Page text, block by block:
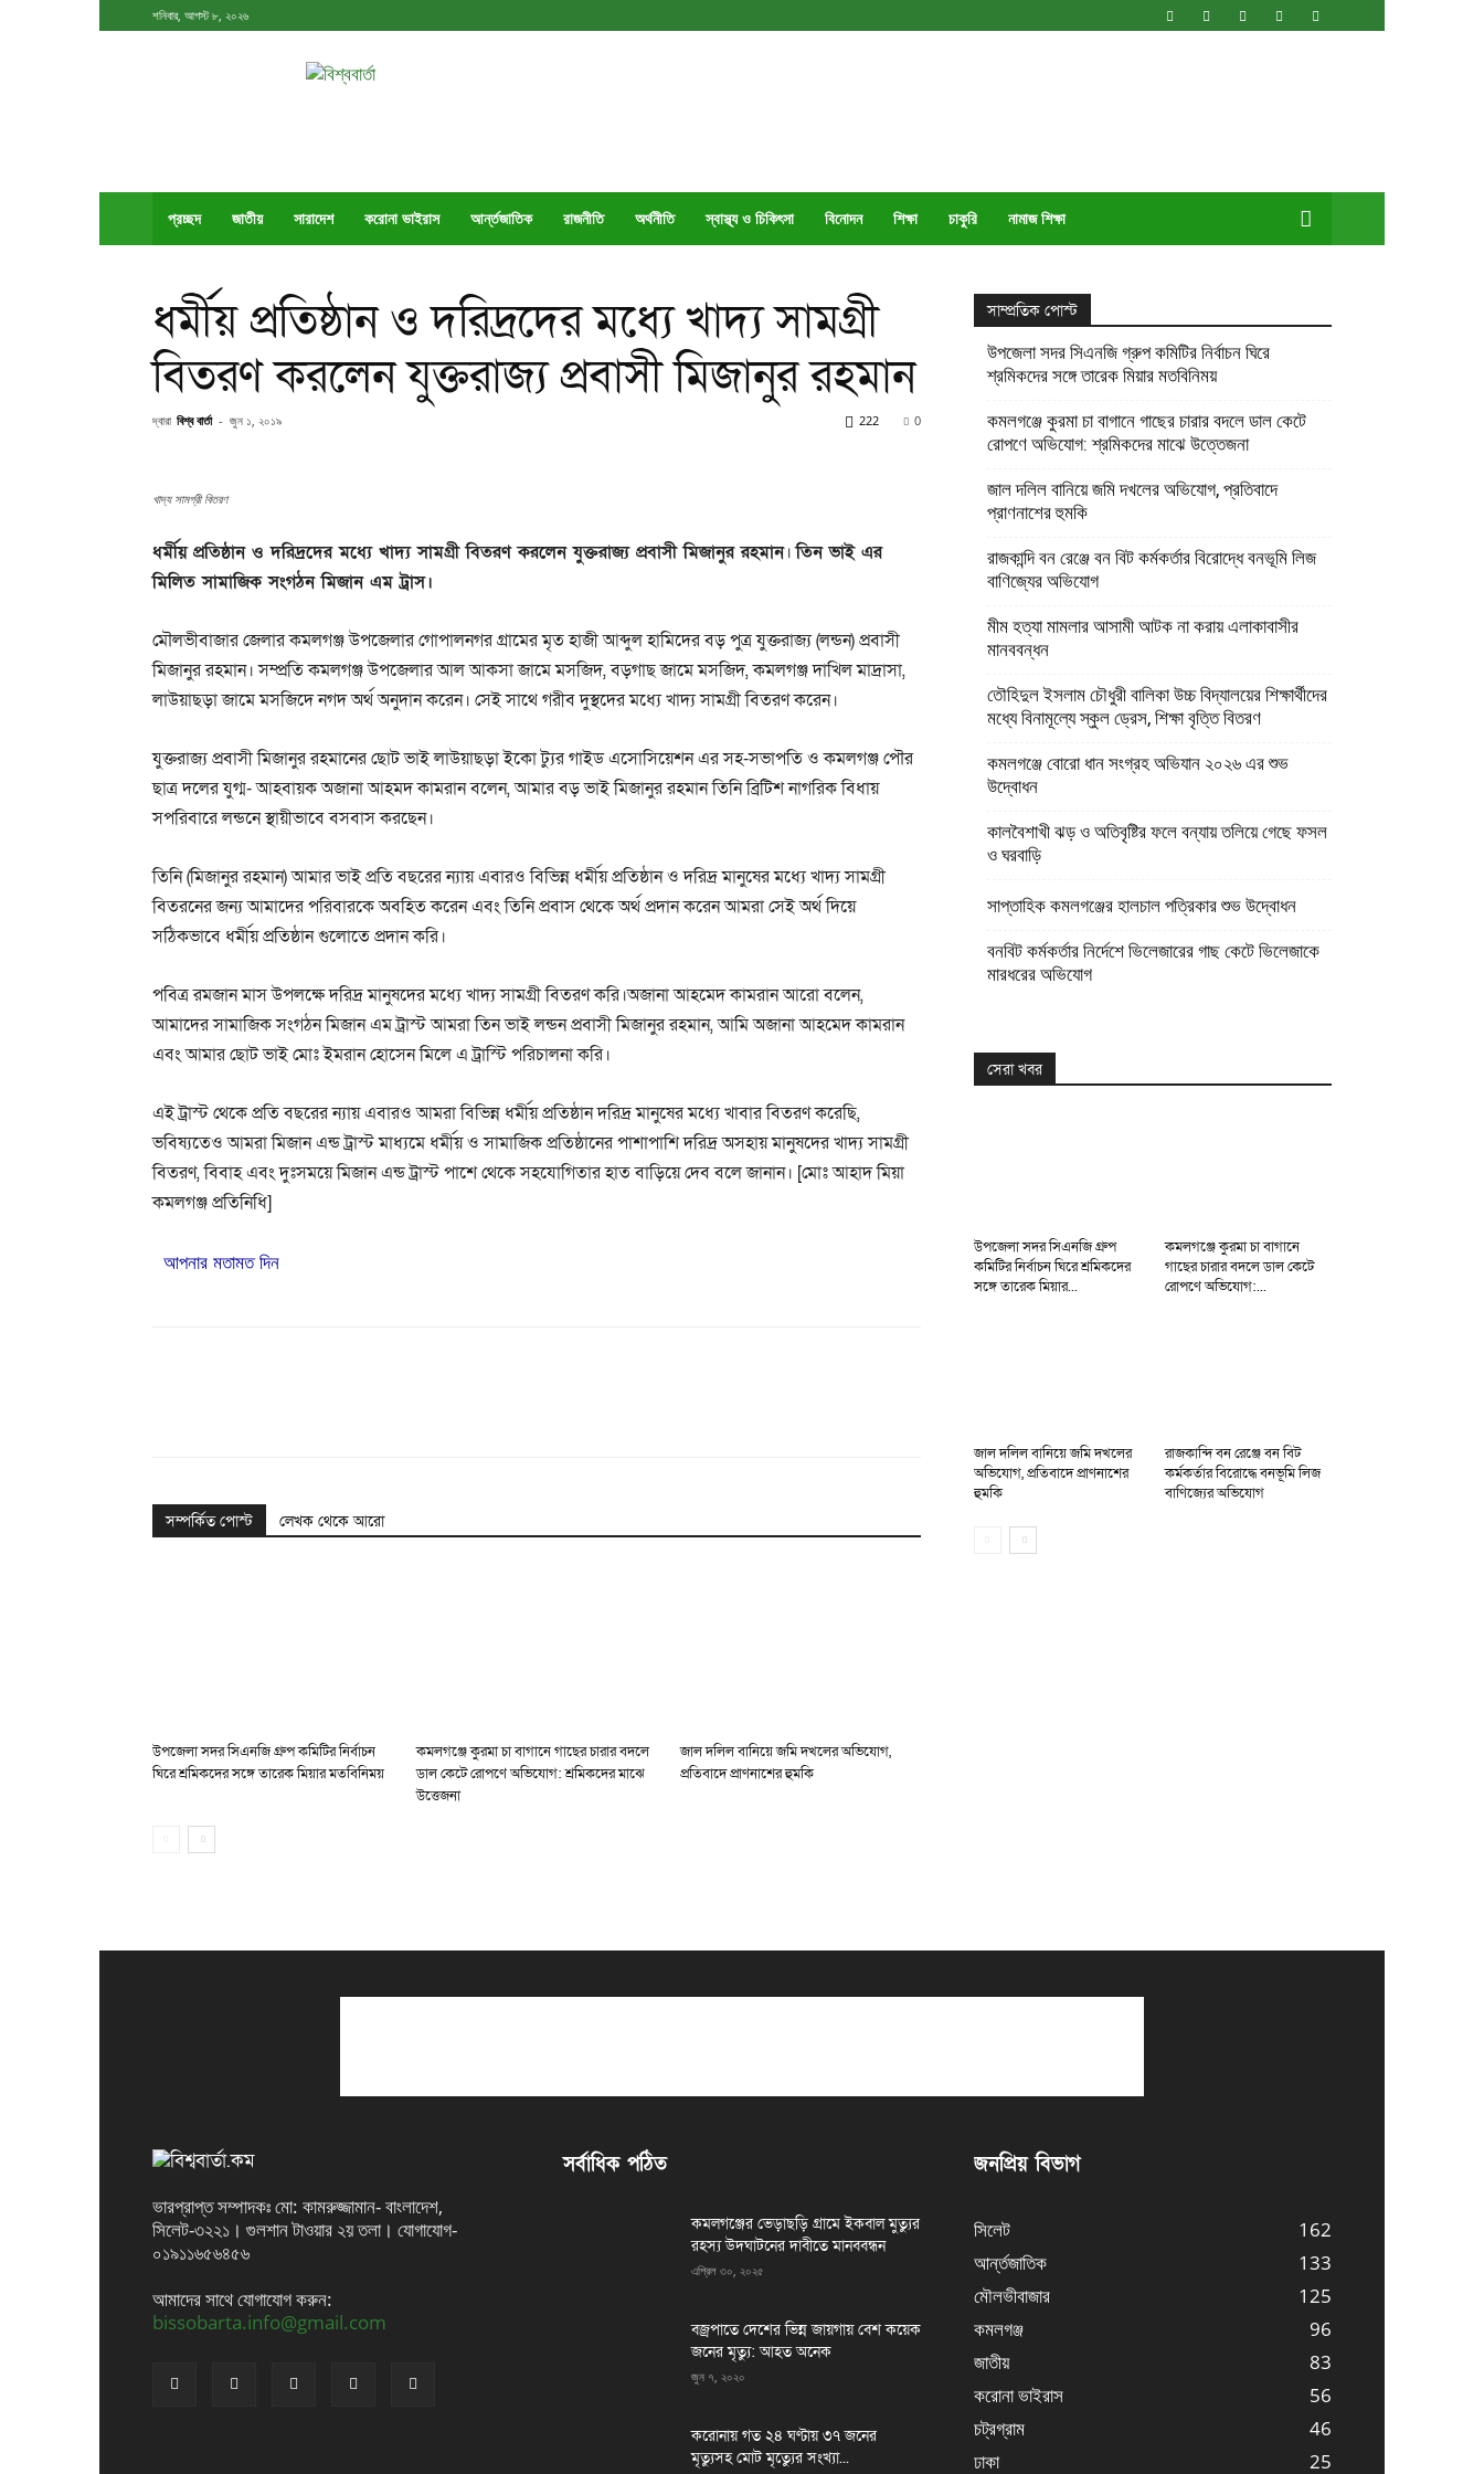
শনিবার, আগস্ট ৮, ২০২৬
প্রচ্ছদ জাতীয় সারাদেশ করোনা ভাইরাস আর্ন্তজাতিক রাজনীতি অর্থনীতি স্বাস্থ্য ও চিকিৎসা বিনোদন শিক্ষা চাকুরি নামাজ শিক্ষা
ধর্মীয় প্রতিষ্ঠান ও দরিদ্রদের মধ্যে খাদ্য সামগ্রী
বিতরণ করলেন যুক্তরাজ্য প্রবাসী মিজানুর রহমান
দ্বারা বিশ্ব বার্তা - জুন ১, ২০১৯ 0
222
খাদ্য সামগ্রী বিতরণ
ধর্মীয় প্রতিষ্ঠান ও দরিদ্রদের মধ্যে খাদ্য সামগ্রী বিতরণ করলেন যুক্তরাজ্য প্রবাসী মিজানুর রহমান।তিন ভাই এর
মিলিত সামাজিক সংগঠন মিজান এম ট্রাস।
মৌলভীবাজার জেলার কমলগঞ্জ উপজেলার গোপালনগর গ্রামের মৃত হাজী আব্দুল হামিদের বড় পুত্র যুক্তরাজ্য (লন্ডন) প্রবাসী
মিজানুর রহমান। সম্প্রতি কমলগঞ্জ উপজেলার আল আকসা জামে মসজিদ, বড়গাছ জামে মসজিদ, কমলগঞ্জ দাখিল মাদ্রাসা,
লাউয়াছড়া জামে মসজিদে নগদ অর্থ অনুদান করেন। সেই সাথে গরীব দুস্থদের মধ্যে খাদ্য সামগ্রী বিতরণ করেন।
যুক্তরাজ্য প্রবাসী মিজানুর রহমানের ছোট ভাই লাউয়াছড়া ইকো ট্যুর গাইড এসোসিয়েশন এর সহ-সভাপতি ও কমলগঞ্জ পৌর
ছাত্র দলের যুগ্ম- আহবায়ক অজানা আহমদ কামরান বলেন, আমার বড় ভাই মিজানুর রহমান তিনি ব্রিটিশ নাগরিক বিধায়
সপরিবারে লন্ডনে স্থায়ীভাবে বসবাস করছেন।
তিনি (মিজানুর রহমান) আমার ভাই প্রতি বছরের ন্যায় এবারও বিভিন্ন ধর্মীয় প্রতিষ্ঠান ও দরিদ্র মানুষের মধ্যে খাদ্য সামগ্রী
বিতরনের জন্য আমাদের পরিবারকে অবহিত করেন এবং তিনি প্রবাস থেকে অর্থ প্রদান করেন আমরা সেই অর্থ দিয়ে
সঠিকভাবে ধর্মীয় প্রতিষ্ঠান গুলোতে প্রদান করি।
পবিত্র রমজান মাস উপলক্ষে দরিদ্র মানুষদের মধ্যে খাদ্য সামগ্রী বিতরণ করি।অজানা আহমেদ কামরান আরো বলেন,
আমাদের সামাজিক সংগঠন মিজান এম ট্রাস্ট আমরা তিন ভাই লন্ডন প্রবাসী মিজানুর রহমান, আমি অজানা আহমেদ কামরান
এবং আমার ছোট ভাই মোঃ ইমরান হোসেন মিলে এ ট্রাস্টি পরিচালনা করি।
এই ট্রাস্ট থেকে প্রতি বছরের ন্যায় এবারও আমরা বিভিন্ন ধর্মীয় প্রতিষ্ঠান দরিদ্র মানুষের মধ্যে খাবার বিতরণ করেছি,
ভবিষ্যতেও আমরা মিজান এন্ড ট্রাস্ট মাধ্যমে ধর্মীয় ও সামাজিক প্রতিষ্ঠানের পাশাপাশি দরিদ্র অসহায় মানুষদের খাদ্য সামগ্রী
বিতরণ, বিবাহ এবং দুঃসময়ে মিজান এন্ড ট্রাস্ট পাশে থেকে সহযোগিতার হাত বাড়িয়ে দেব বলে জানান। [মোঃ আহাদ মিয়া
কমলগঞ্জ প্রতিনিধি]
আপনার মতামত দিন
সম্পর্কিত পোস্ট লেখক থেকে আরো
উপজেলা সদর সিএনজি গ্রুপ কমিটির নির্বাচন
ঘিরে শ্রমিকদের সঙ্গে তারেক মিয়ার মতবিনিময়
কমলগঞ্জে কুরমা চা বাগানে গাছের চারার বদলে
ডাল কেটে রোপণে অভিযোগ: শ্রমিকদের মাঝে
উত্তেজনা
জাল দলিল বানিয়ে জমি দখলের অভিযোগ,
প্রতিবাদে প্রাণনাশের হুমকি
সাম্প্রতিক পোস্ট
উপজেলা সদর সিএনজি গ্রুপ কমিটির নির্বাচন ঘিরে
শ্রমিকদের সঙ্গে তারেক মিয়ার মতবিনিময়
কমলগঞ্জে কুরমা চা বাগানে গাছের চারার বদলে ডাল কেটে
রোপণে অভিযোগ: শ্রমিকদের মাঝে উত্তেজনা
জাল দলিল বানিয়ে জমি দখলের অভিযোগ, প্রতিবাদে
প্রাণনাশের হুমকি
রাজকান্দি বন রেঞ্জে বন বিট কর্মকর্তার বিরোদ্ধে বনভূমি লিজ
বাণিজ্যের অভিযোগ
মীম হত্যা মামলার আসামী আটক না করায় এলাকাবাসীর
মানববন্ধন
তৌহিদুল ইসলাম চৌধুরী বালিকা উচ্চ বিদ্যালয়ের শিক্ষার্থীদের
মধ্যে বিনামূল্যে স্কুল ড্রেস, শিক্ষা বৃত্তি বিতরণ
কমলগঞ্জে বোরো ধান সংগ্রহ অভিযান ২০২৬ এর শুভ
উদ্বোধন
কালবৈশাখী ঝড় ও অতিবৃষ্টির ফলে বন্যায় তলিয়ে গেছে ফসল
ও ঘরবাড়ি
সাপ্তাহিক কমলগঞ্জের হালচাল পত্রিকার শুভ উদ্বোধন
বনবিট কর্মকর্তার নির্দেশে ভিলেজারের গাছ কেটে ভিলেজাকে
মারধরের অভিযোগ
সেরা খবর
উপজেলা সদর সিএনজি গ্রুপ
কমিটির নির্বাচন ঘিরে শ্রমিকদের
সঙ্গে তারেক মিয়ার...
কমলগঞ্জে কুরমা চা বাগানে
গাছের চারার বদলে ডাল কেটে
রোপণে অভিযোগ:...
জাল দলিল বানিয়ে জমি দখলের
অভিযোগ, প্রতিবাদে প্রাণনাশের
হুমকি
রাজকান্দি বন রেঞ্জে বন বিট
কর্মকর্তার বিরোদ্ধে বনভূমি লিজ
বাণিজ্যের অভিযোগ
ভারপ্রাপ্ত সম্পাদকঃ মো: কামরুজ্জামান- বাংলাদেশ,
সিলেট-৩২২১। গুলশান টাওয়ার ২য় তলা। যোগাযোগ-
০১৯১১৬৫৬৪৫৬
আমাদের সাথে যোগাযোগ করুন:
bissobarta.info@gmail.com
সর্বাধিক পঠিত
কমলগঞ্জের ভেড়াছড়ি গ্রামে ইকবাল মুত্যুর
রহস্য উদঘাটনের দাবীতে মানববন্ধন
এপ্রিল ৩০, ২০২৫
বজ্রপাতে দেশের ভিন্ন জায়গায় বেশ কয়েক
জনের মৃত্যু: আহত অনেক
জুন ৭, ২০২০
করোনায় গত ২৪ ঘণ্টায় ৩৭ জনের
মৃত্যুসহ মোট মৃত্যেুর সংখ্যা...
জনপ্রিয় বিভাগ
সিলেট
162
আর্ন্তজাতিক
133
মৌলভীবাজার
125
কমলগঞ্জ
96
জাতীয়
83
করোনা ভাইরাস
56
চট্রগ্রাম
46
ঢাকা
25